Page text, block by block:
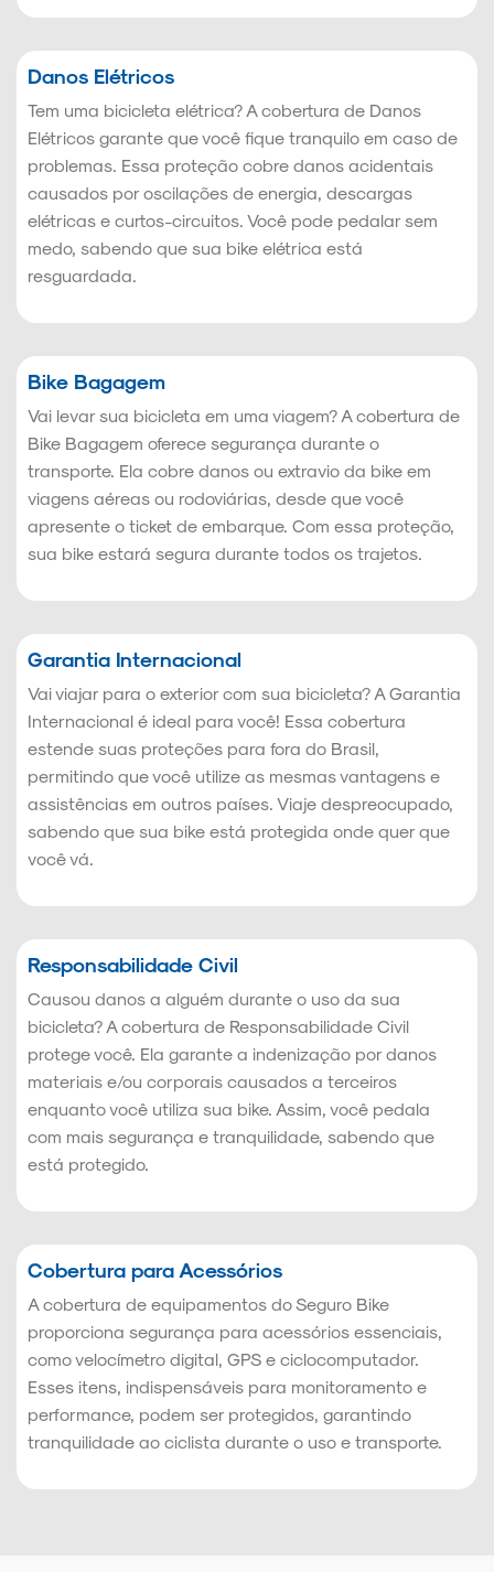
Danos Elétricos
Tem uma bicicleta elétrica? A cobertura de Danos
Elétricos garante que você fique tranquilo em caso de
problemas. Essa proteção cobre danos acidentais
causados por oscilações de energia, descargas
elétricas e curtos-circuitos. Você pode pedalar sem
medo, sabendo que sua bike elétrica está
resguardada.
Bike Bagagem
Vai levar sua bicicleta em uma viagem? A cobertura de
Bike Bagagem oferece segurança durante o
transporte. Ela cobre danos ou extravio da bike em
viagens aéreas ou rodoviárias, desde que você
apresente o ticket de embarque. Com essa proteção,
sua bike estará segura durante todos os trajetos.
Garantia Internacional
Vai viajar para o exterior com sua bicicleta? A Garantia
Internacional é ideal para você! Essa cobertura
estende suas proteções para fora do Brasil,
permitindo que você utilize as mesmas vantagens e
assistências em outros países. Viaje despreocupado,
sabendo que sua bike está protegida onde quer que
você vá.
Responsabilidade Civil
Causou danos a alguém durante o uso da sua
bicicleta? A cobertura de Responsabilidade Civil
protege você. Ela garante a indenização por danos
materiais e/ou corporais causados a terceiros
enquanto você utiliza sua bike. Assim, você pedala
com mais segurança e tranquilidade, sabendo que
está protegido.
Cobertura para Acessórios
A cobertura de equipamentos do Seguro Bike
proporciona segurança para acessórios essenciais,
como velocímetro digital, GPS e ciclocomputador.
Esses itens, indispensáveis para monitoramento e
performance, podem ser protegidos, garantindo
tranquilidade ao ciclista durante o uso e transporte.